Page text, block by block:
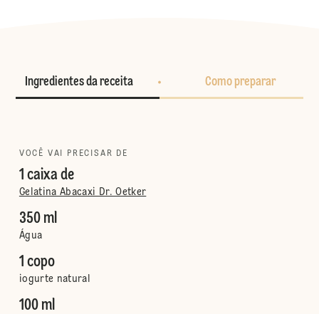
Ingredientes da receita Como preparar
VOCÊ VAI PRECISAR DE
1 caixa de
Gelatina Abacaxi Dr. Oetker
350 ml
Água
1 copo
iogurte natural
100 ml